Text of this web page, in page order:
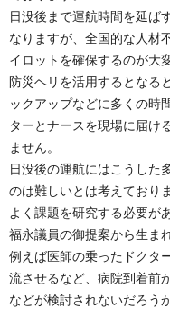
日没後まで運航時間を延ば
なりますが、全国的な人材
イロットを確保するのが大
防災ヘリを活用するとなる
ックアップなどに多くの時
ターとナースを現場に届け
ません。
日没後の運航にはこうした
のは難しいとは考えておりま
よく課題を研究する必要が
福永議員の御提案から生ま
例えば医師の乗ったドクタ
流させるなど、病院到着前
などが検討されないだろう